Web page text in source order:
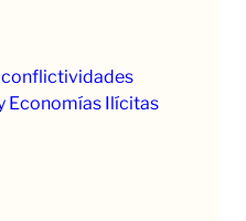
conflictividades
Economías Ilícitas